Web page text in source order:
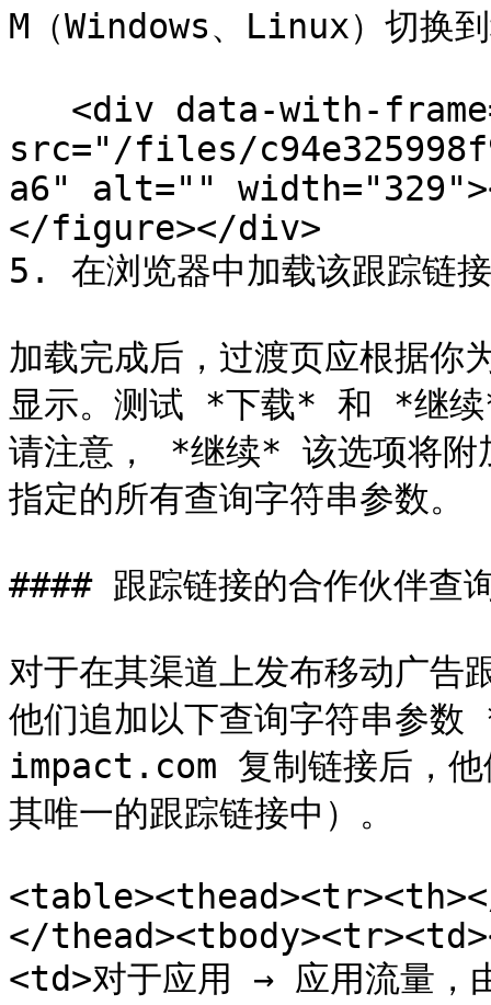
M（Windows、Linux）切换
src="/files/
a6" alt=""
</figure></div>
5. 在浏览器中加载该跟踪链
加载完成后，过渡页应根据你
显示。测试 *下载* 和 *继续
请注意， *继续* 该选项将
指定的所有查询字符串参数。
#### 跟踪链接的合作伙伴查
对于在其渠道上发布移动广告
他们追加以下查询字符串参
impact.com 复制链接后，他
其唯一的跟踪链接中）。
</
<td>对于应用 → 应用流量